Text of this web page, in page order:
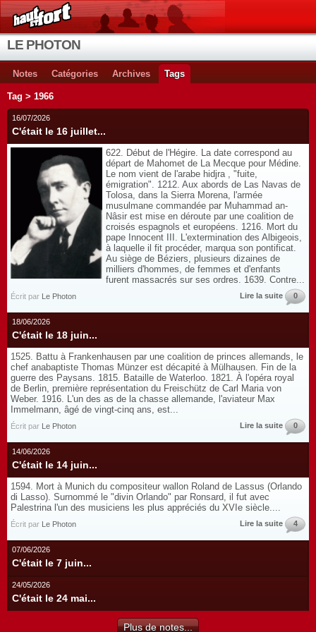
LE PHOTON
Notes Catégories Archives Tags
Tag > 1966
16/07/2026
C'était le 16 juillet...
622. Début de l'Hégire. La date correspond au
départ de Mahomet de La Mecque pour Médine.
Le nom vient de l'arabe hidjra , "fuite,
émigration". 1212. Aux abords de Las Navas de
Tolosa, dans la Sierra Morena, l'armée
musulmane commandée par Muhammad an-
Nâsir est mise en déroute par une coalition de
croisés espagnols et européens. 1216. Mort du
pape Innocent III. L'extermination des Albigeois,
à laquelle il fit procéder, marqua son pontificat.
Au siège de Béziers, plusieurs dizaines de
milliers d'hommes, de femmes et d'enfants
furent massacrés sur ses ordres. 1639. Contre...
Écrit par Le Photon Lire la suite 0
18/06/2026
C'était le 18 juin...
1525. Battu à Frankenhausen par une coalition de princes allemands, le
chef anabaptiste Thomas Münzer est décapité à Mülhausen. Fin de la
guerre des Paysans. 1815. Bataille de Waterloo. 1821. À l'opéra royal
de Berlin, première représentation du Freischütz de Carl Maria von
Weber. 1916. L'un des as de la chasse allemande, l'aviateur Max
Immelmann, âgé de vingt-cinq ans, est...
Écrit par Le Photon Lire la suite 0
14/06/2026
C'était le 14 juin...
1594. Mort à Munich du compositeur wallon Roland de Lassus (Orlando
di Lasso). Surnommé le "divin Orlando" par Ronsard, il fut avec
Palestrina l'un des musiciens les plus appréciés du XVIe siècle....
Écrit par Le Photon Lire la suite 4
07/06/2026
C'était le 7 juin...
24/05/2026
C'était le 24 mai...
Plus de notes...